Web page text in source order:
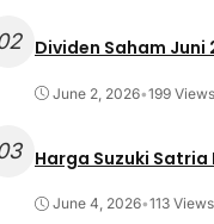
Dividen Saham Juni
June 2, 2026•199 Views
Harga Suzuki Satria
June 4, 2026•113 Views